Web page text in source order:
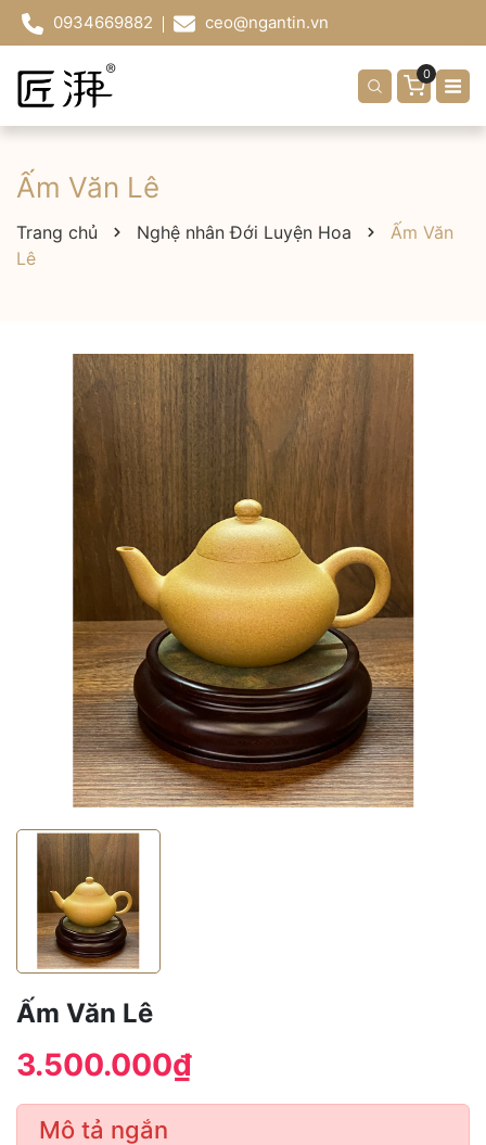
0934669882 ceo@ngantin.vn
0
Ấm Văn Lê
Trang chủ Nghệ nhân Đới Luyện Hoa
Ấm Văn
Lê
Ấm Văn Lê
3.500.000₫
Mô tả ngắn